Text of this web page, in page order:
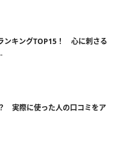
ンキングTOP15！ 心に刺さる
実際に使った人の口コミをア